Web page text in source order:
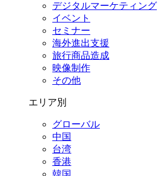
デジタルマーケティング
イベント
セミナー
海外進出支援
旅行商品造成
映像制作
その他
エリア別
グローバル
中国
台湾
香港
韓国